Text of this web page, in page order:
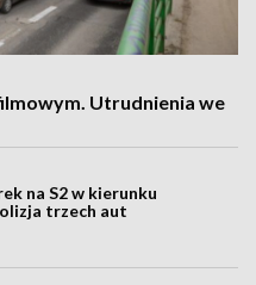
Utrudnienia we
na S2 w kierunku
trzech aut